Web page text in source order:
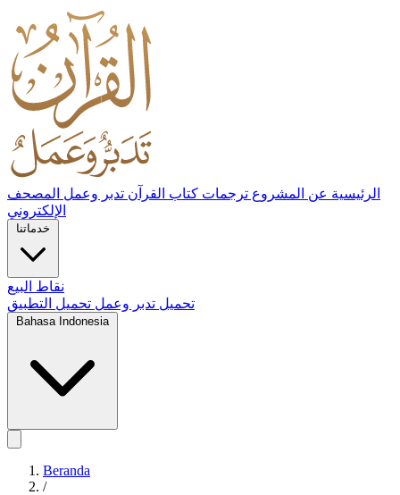
الرئيسية عن المشروع ترجمات كتاب القرآن تدبر وعمل المصحف
الإلكتروني
خدماتنا
نقاط البيع
تحميل تدبر وعمل تحميل التطبيق
Bahasa Indonesia
Beranda
/